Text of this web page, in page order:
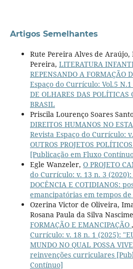
Artigos Semelhantes
Rute Pereira Alves de Araújo,
Pereira, LITERATURA
REPENSANDO A FORMAÇÃO
Espaço do Currículo: Vol.5
DE OLHARES DAS POLÍTICAS
BRASIL
Priscila Lourenço Soares
DIREITOS HUMANOS NO
Revista Espaço do Currículo:
OUTROS PROJETOS
[Publicação em Fluxo
Egle Wanzeler, O PROJETO
do Currículo: v. 13 n. 3 (2020):
DOCÊNCIA E COTIDIANOS:
emancipatórias em tempos
Ozerina Victor de Oliveira,
Rosana Paula da Silva
FORMAÇÃO E EMANCIPAÇÃO ,
Currículo: v. 18 n. 1 (2025):
MUNDO NO QUAL POSSA
reinvenções curriculares
Contínuo]